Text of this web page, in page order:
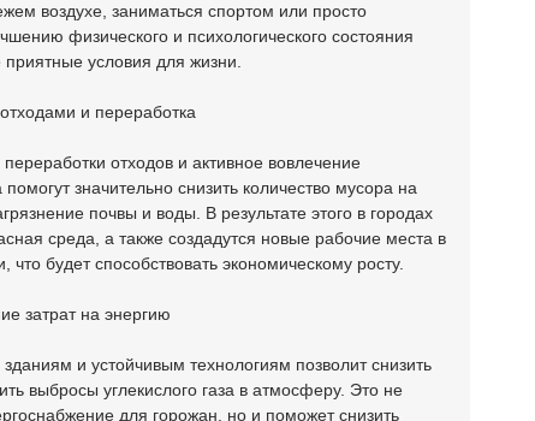
воздухе, заниматься спортом или просто
физического и психологического состояния
условия для жизни.
и переработка
отходов и активное вовлечение
значительно снизить количество мусора на
почвы и воды. В результате этого в городах
среда, а также создадутся новые рабочие места в
что будет способствовать экономическому росту.
затрат на энергию
и устойчивым технологиям позволит снизить
выбросы углекислого газа в атмосферу. Это не
для горожан, но и поможет снизить